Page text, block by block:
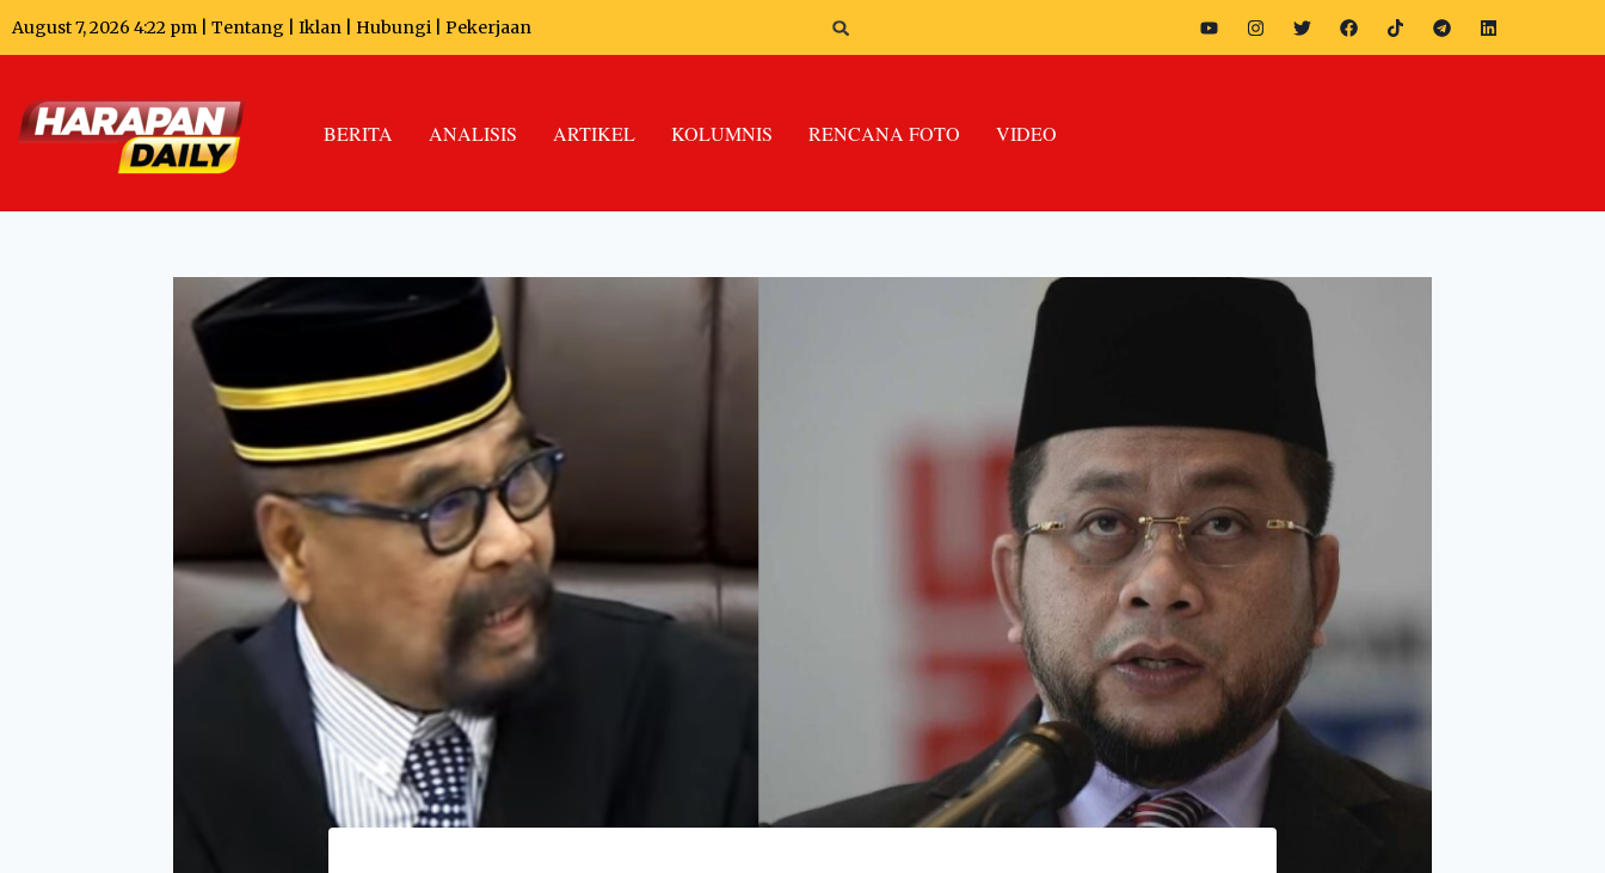
August 7, 2026 4:22 pm | Tentang Iklan Hubungi Pekerjaan
BERITA ANALISIS ARTIKEL KOLUMNIS RENCANA FOTO VIDEO